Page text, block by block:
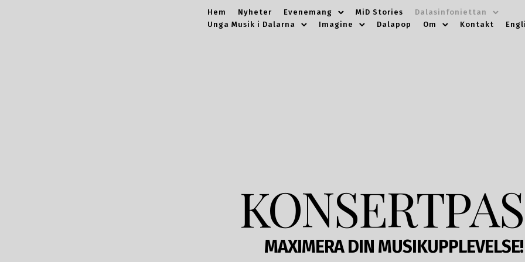
Hem Nyheter Evenemang MiD Stories
Dalasinfoniettan
Unga Musik i Dalarna
Imagine Dalapop Om Kontakt
MAXIMERA DIN MUSIKUPPLEVELSE!